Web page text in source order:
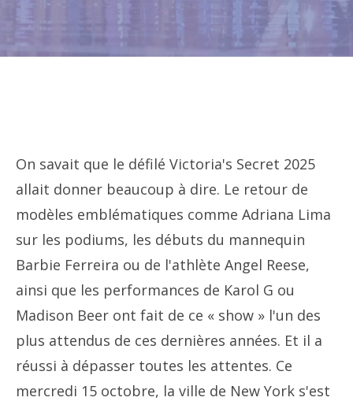
On savait que le défilé Victoria's Secret 2025
allait donner beaucoup à dire. Le retour de
modèles emblématiques comme Adriana Lima
sur les podiums, les débuts du mannequin
Barbie Ferreira ou de l'athlète Angel Reese,
ainsi que les performances de Karol G ou
Madison Beer ont fait de ce « show » l'un des
plus attendus de ces dernières années. Et il a
réussi à dépasser toutes les attentes. Ce
mercredi 15 octobre, la ville de New York s'est